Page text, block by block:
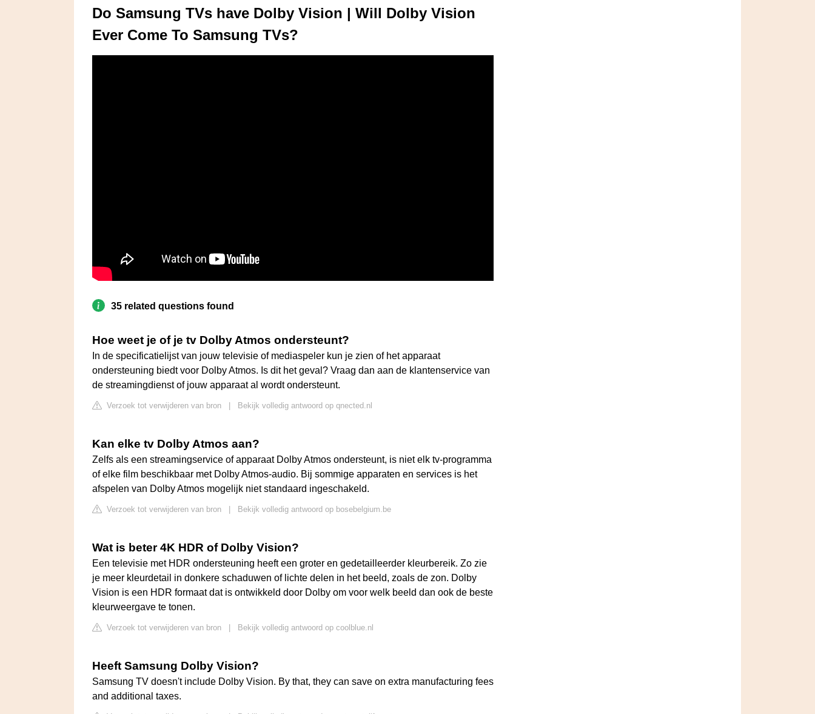
Do Samsung TVs have Dolby Vision | Will Dolby Vision
Ever Come To Samsung TVs?
35 related questions found
Hoe weet je of je tv Dolby Atmos ondersteunt?
In de specificatielijst van jouw televisie of mediaspeler kun je zien of het apparaat
ondersteuning biedt voor Dolby Atmos. Is dit het geval? Vraag dan aan de klantenservice van
de streamingdienst of jouw apparaat al wordt ondersteunt.
Verzoek tot verwijderen van bron Bekijk volledig antwoord op qnected.nl
Kan elke tv Dolby Atmos aan?
Zelfs als een streamingservice of apparaat Dolby Atmos ondersteunt, is niet elk tv-programma
of elke film beschikbaar met Dolby Atmos-audio. Bij sommige apparaten en services is het
afspelen van Dolby Atmos mogelijk niet standaard ingeschakeld.
Verzoek tot verwijderen van bron Bekijk volledig antwoord op bosebelgium.be
Wat is beter 4K HDR of Dolby Vision?
Een televisie met HDR ondersteuning heeft een groter en gedetailleerder kleurbereik. Zo zie
je meer kleurdetail in donkere schaduwen of lichte delen in het beeld, zoals de zon. Dolby
Vision is een HDR formaat dat is ontwikkeld door Dolby om voor welk beeld dan ook de beste
kleurweergave te tonen.
Verzoek tot verwijderen van bron Bekijk volledig antwoord op coolblue.nl
Heeft Samsung Dolby Vision?
Samsung TV doesn't include Dolby Vision. By that, they can save on extra manufacturing fees
and additional taxes.